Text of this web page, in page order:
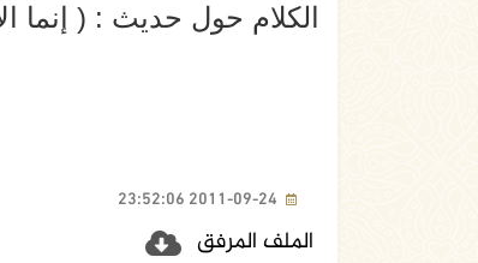
الكلام حول حديث : ( إنما
2011-09-24 23:52:06
الملف المرفق